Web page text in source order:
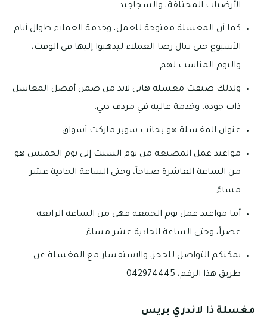
الأرضيات المختلفة، والسجاجيد.
كما أن المغسلة مفتوحة للعمل، وخدمة العملاء طوال أيام
الأسبوع حتى تنال رضا العملاء ليذهبوا إليها في الوقت،
واليوم المناسب لهم.
ولذلك صنفت مغسلة هابي لاند من ضمن أفضل المغاسل
ذات جودة، وخدمة عالية في مردف دبي.
عنوان المغسلة هو بجانب سوبر ماركت أسواق.
مواعيد عمل المصبغة من يوم السبت إلى يوم الخميس هو
من الساعة العاشرة صباحاً، وحتى الساعة الحادية عشر
مساءً.
أما مواعيد عمل يوم الجمعة فهي من الساعة الرابعة
عصراً، وحتى الساعة الحادية عشر مساءً.
يمكنكم التواصل للحجز، والاستفسار مع المغسلة عن
طريق هذا الرقم، 042974445
مغسلة ذا لاندري بريس